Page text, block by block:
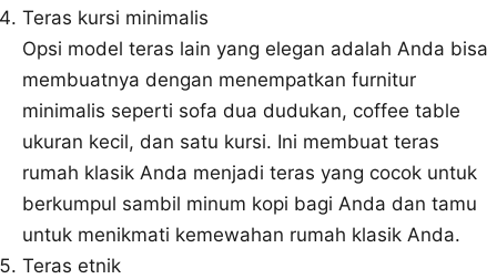
Teras kursi minimalis
Opsi model teras lain yang elegan adalah Anda bisa
membuatnya dengan menempatkan furnitur
minimalis seperti sofa dua dudukan, coffee table
ukuran kecil, dan satu kursi. Ini membuat teras
rumah klasik Anda menjadi teras yang cocok untuk
berkumpul sambil minum kopi bagi Anda dan tamu
untuk menikmati kemewahan rumah klasik Anda.
Teras etnik